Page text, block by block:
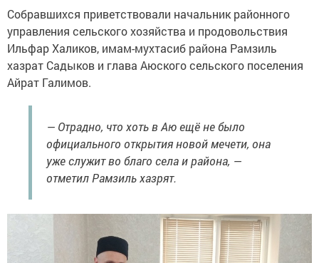
Собравшихся приветствовали начальник районного
управления сельского хозяйства и продовольствия
Ильфар Халиков, имам-мухтасиб района Рамзиль
хазрат Садыков и глава Аюского сельского поселения
Айрат Галимов.
— Отрадно, что хоть в Аю ещё не было
официального открытия новой мечети, она
уже служит во благо села и района, —
отметил Рамзиль хазрят.